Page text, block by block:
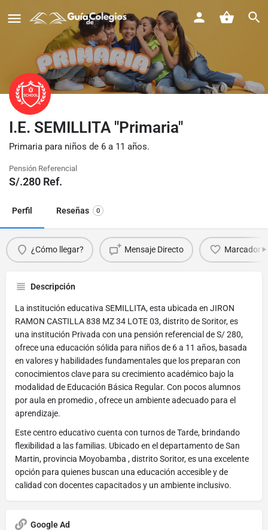
I.E. SEMILLITA "Primaria"
Primaria para niños de 6 a 11 años.
Pensión Referencial
S/.280 Ref.
Perfil Reseñas 0
¿Cómo llegar? Mensaje Directo Marcador
Descripción
La institución educativa SEMILLITA, esta ubicada en JIRON
RAMON CASTILLA 838 MZ 34 LOTE 03, distrito de Soritor, es
una institución Privada con una pensión referencial de S/ 280,
ofrece una educación sólida para niños de 6 a 11 años, basada
en valores y habilidades fundamentales que los preparan con
conocimientos clave para su crecimiento académico bajo la
modalidad de Educación Básica Regular. Con pocos alumnos
por aula en promedio , ofrece un ambiente adecuado para el
aprendizaje.
Este centro educativo cuenta con turnos de Tarde, brindando
flexibilidad a las familias. Ubicado en el departamento de San
Martin, provincia Moyobamba , distrito Soritor, es una excelente
opción para quienes buscan una educación accesible y de
calidad con docentes capacitados y un ambiente inclusivo.
Google Ad